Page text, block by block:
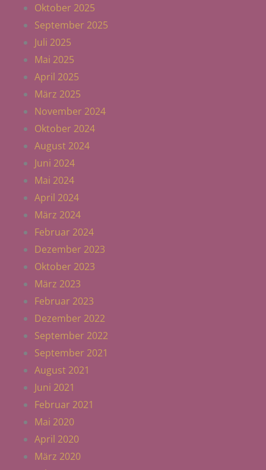
Oktober 2025
September 2025
Juli 2025
Mai 2025
April 2025
März 2025
November 2024
Oktober 2024
August 2024
Juni 2024
Mai 2024
April 2024
März 2024
Februar 2024
Dezember 2023
Oktober 2023
März 2023
Februar 2023
Dezember 2022
September 2022
September 2021
August 2021
Juni 2021
Februar 2021
Mai 2020
April 2020
März 2020